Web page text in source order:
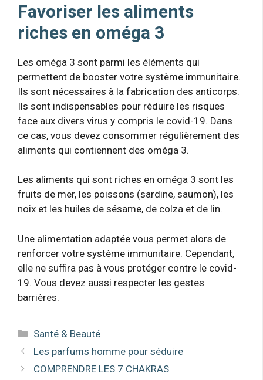
Favoriser les aliments
riches en oméga 3
Les oméga 3 sont parmi les éléments qui
permettent de booster votre système immunitaire.
Ils sont nécessaires à la fabrication des anticorps.
Ils sont indispensables pour réduire les risques
face aux divers virus y compris le covid-19. Dans
ce cas, vous devez consommer régulièrement des
aliments qui contiennent des oméga 3.
Les aliments qui sont riches en oméga 3 sont les
fruits de mer, les poissons (sardine, saumon), les
noix et les huiles de sésame, de colza et de lin.
Une alimentation adaptée vous permet alors de
renforcer votre système immunitaire. Cependant,
elle ne suffira pas à vous protéger contre le covid-
19. Vous devez aussi respecter les gestes
barrières.
Catégories
Santé & Beauté
Les parfums homme pour séduire
COMPRENDRE LES 7 CHAKRAS